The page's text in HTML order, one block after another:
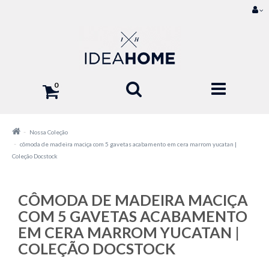
0
Nossa Coleção
cômoda de madeira maciça com 5 gavetas acabamento em cera marrom yucatan |
Coleção Docstock
CÔMODA DE MADEIRA MACIÇA
COM 5 GAVETAS ACABAMENTO
EM CERA MARROM YUCATAN |
COLEÇÃO DOCSTOCK